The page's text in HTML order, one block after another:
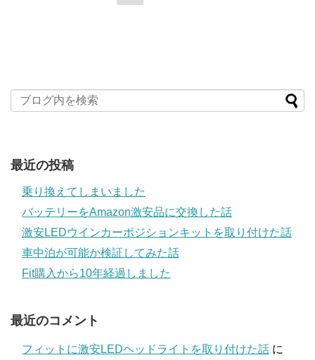
最近の投稿
乗り換えてしまいました
バッテリーをAmazon激安品に交換した話
激安LEDウインカーポジションキットを取り付けた話
車中泊が可能か検証してみた話
Fit購入から10年経過しました
最近のコメント
フィットに激安LEDヘッドライトを取り付けた話 に